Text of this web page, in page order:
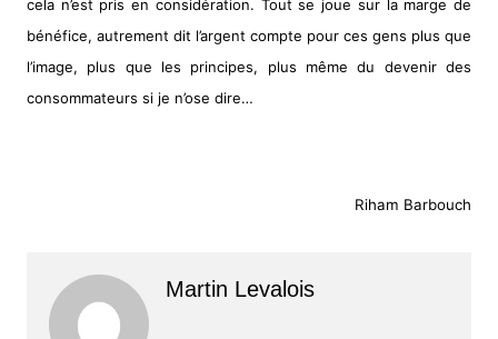
cela n’est pris en considération. Tout se joue sur la marge de
bénéfice, autrement dit l’argent compte pour ces gens plus que
l’image, plus que les principes, plus même du devenir des
consommateurs si je n’ose dire…
Riham Barbouch
Martin Levalois